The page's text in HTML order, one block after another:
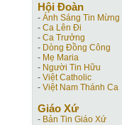
Hội Ðoàn
- Ánh Sáng Tin Mừng
- Ca Lên Đi
- Ca Trưởng
- Dòng Đồng Công
- Mẹ Maria
- Người Tin Hữu
- Việt Catholic
- Việt Nam Thánh Ca
Giáo Xứ
- Bản Tin Giáo Xứ